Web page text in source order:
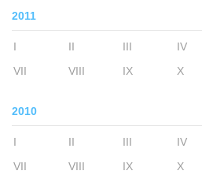
2011
I II III IV
VII
VIII IX X
2010
I II III IV
VII
VIII IX X